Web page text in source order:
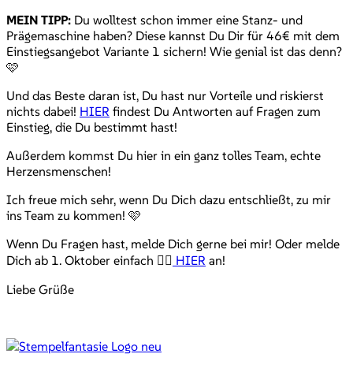
MEIN TIPP: Du wolltest schon immer eine Stanz- und
Prägemaschine haben? Diese kannst Du Dir für 46€ mit dem
Einstiegsangebot Variante 1 sichern! Wie genial ist das denn?
🩷
Und das Beste daran ist, Du hast nur Vorteile und riskierst
nichts dabei! HIER findest Du Antworten auf Fragen zum
Einstieg, die Du bestimmt hast!
Außerdem kommst Du hier in ein ganz tolles Team, echte
Herzensmenschen!
Ich freue mich sehr, wenn Du Dich dazu entschließt, zu mir
ins Team zu kommen! 🩷
Wenn Du Fragen hast, melde Dich gerne bei mir! Oder melde
Dich ab 1. Oktober einfach 👉🏻 HIER an!
Liebe Grüße